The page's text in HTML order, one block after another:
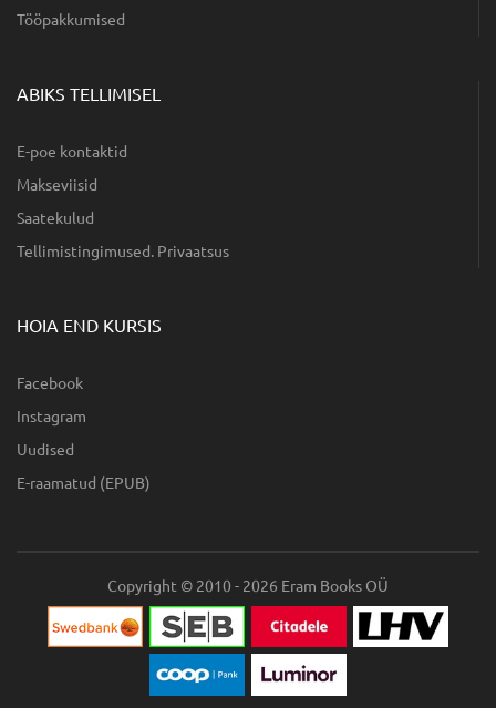
Tööpakkumised
ABIKS TELLIMISEL
E-poe kontaktid
Makseviisid
Saatekulud
Tellimistingimused. Privaatsus
HOIA END KURSIS
Facebook
Instagram
Uudised
E-raamatud (EPUB)
Copyright © 2010 - 2026 Eram Books OÜ